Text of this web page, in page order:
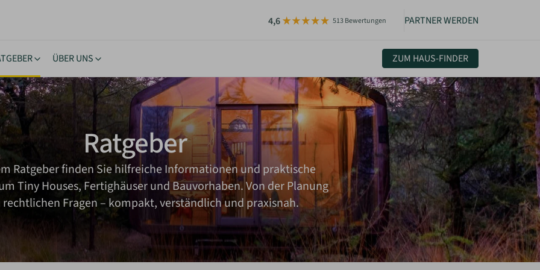
4,6 513 Bewertungen PARTNER WERDEN
& Autarkie
einholen
Lernen & Inspiration
eBooks
Bücher
Workshops
Inspiration
Aktuelles & Community
Newsletter
Neuigkeiten
Vorgaben
Wohnen
ÜBER UNS ZUM HAUS-FINDER
Ratgeber
Ratgeber finden Sie hilfreiche Informationen und praktische
Tiny Houses, Fertighäuser und Bauvorhaben. Von der Planung
rechtlichen Fragen – kompakt, verständlich und praxisnah.